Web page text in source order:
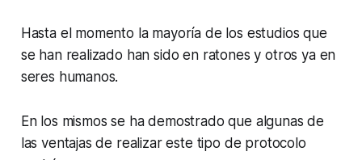
Hasta el momento la mayoría de los estudios que
se han realizado han sido en ratones y otros ya en
seres humanos.
En los mismos se ha demostrado que algunas de
las ventajas de realizar este tipo de protocolo